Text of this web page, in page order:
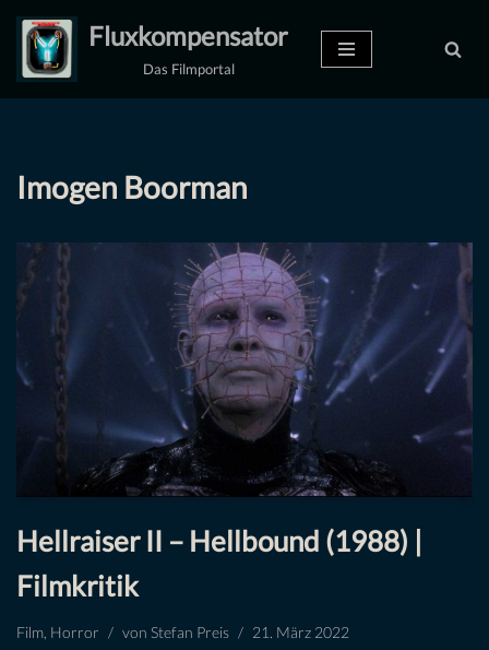
Zum
Inhalt
Fluxkompensator
Das Filmportal
Imogen Boorman
Hellraiser II – Hellbound (1988) |
Filmkritik
Film Horror von Stefan Preis 21. März 2022